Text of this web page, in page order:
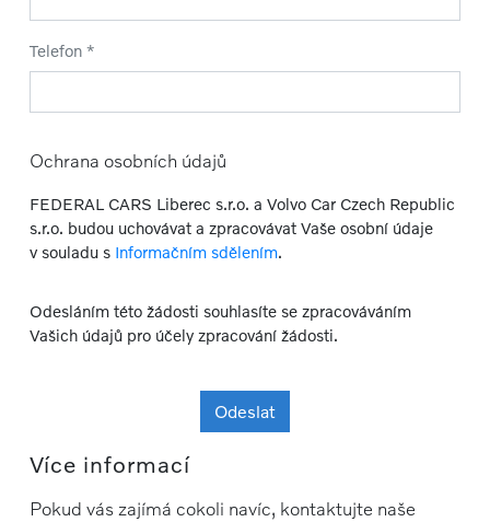
Telefon *
Ochrana osobních údajů
FEDERAL CARS Liberec s.r.o. a Volvo Car Czech Republic
s.r.o. budou uchovávat a zpracovávat Vaše osobní údaje
v souladu s Informačním sdělením.
Odesláním této žádosti souhlasíte se zpracováváním
Vašich údajů pro účely zpracování žádosti.
Odeslat
Více informací
Pokud vás zajímá cokoli navíc, kontaktujte naše